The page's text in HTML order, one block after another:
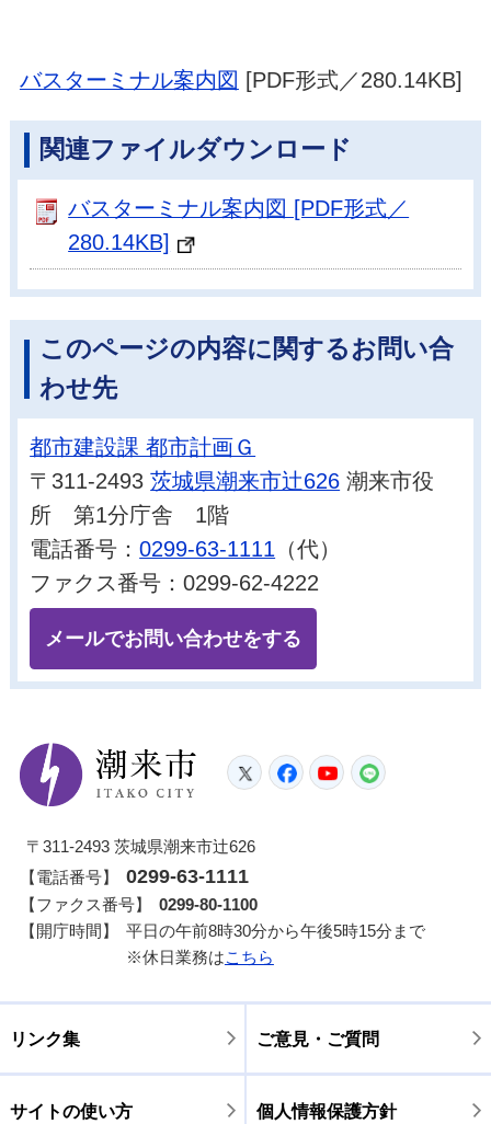
バスターミナル案内図 [PDF形式／280.14KB]
関連ファイルダウンロード
バスターミナル案内図 [PDF形式／
280.14KB]
このページの内容に関するお問い合
わせ先
都市建設課 都市計画Ｇ
〒311-2493茨城県潮来市辻626 潮来市役
所 第1分庁舎 1階
電話番号：0299-63-1111 （代）
ファクス番号：0299-62-4222
メールでお問い合わせをする
潮来市
TwitterFacebook
YouTube
〒311-2493 茨城県潮来市辻626
【電話番号】
0299-63-1111
【ファクス番号】
0299-80-1100
【開庁時間】
平日の午前8時30分から午後5時15分まで
※休日業務はこちら
リンク集 ご意見・ご質問
サイトの使い方 個人情報保護方針